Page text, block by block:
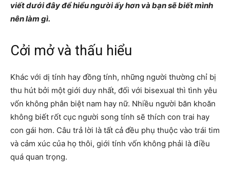
viết dưới đây để hiểu người ấy hơn và bạn sẽ biết mình
nên làm gì.
Cởi mở và thấu hiểu
Khác với dị tính hay đồng tính, những người thường chỉ bị
thu hút bởi một giới duy nhất, đối với bisexual thì tình yêu
vốn không phân biệt nam hay nữ. Nhiều người băn khoăn
không biết rốt cục người song tính sẽ thích con trai hay
con gái hơn. Câu trả lời là tất cả đều phụ thuộc vào trái tim
và cảm xúc của họ thôi, giới tính vốn không phải là điều
quá quan trọng.